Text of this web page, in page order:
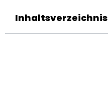
Inhaltsverzeichnis